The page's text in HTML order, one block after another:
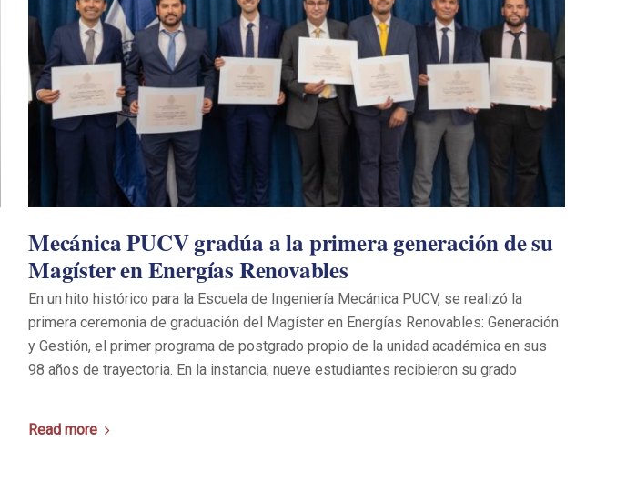
Mecánica PUCV gradúa a la primera generación de su
Magíster en Energías Renovables
En un hito histórico para la Escuela de Ingeniería Mecánica PUCV, se realizó la
primera ceremonia de graduación del Magíster en Energías Renovables: Generación
y Gestión, el primer programa de postgrado propio de la unidad académica en sus
98 años de trayectoria. En la instancia, nueve estudiantes recibieron su grado
Read more